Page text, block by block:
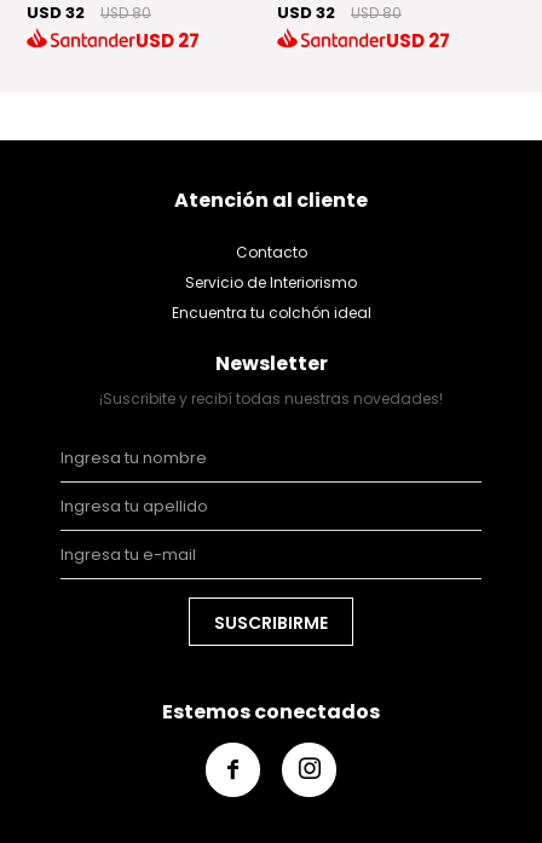
USD 32 USD 80
USD27
USD 32 USD 80
USD27
Atención al cliente
Contacto
Servicio de Interiorismo
Encuentra tu colchón ideal
Newsletter
¡Suscribite y recibí todas nuestras novedades!
SUSCRIBIRME
Estemos conectados
 